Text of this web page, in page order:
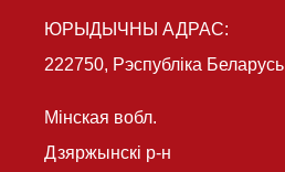
ЮРЫДЫЧНЫ АДРАС:
222750, Рэспубліка Беларусь
Мінская вобл.
Дзяржынскі р-н